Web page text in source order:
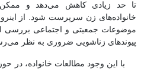
تا حد زیادی کاهش می‌دهد و
خانواده‌های زن سرپرست شود. از‌
موضوعات جمعیتی و اجتماعی بررسی
پیوندهای زناشویی ضروری به نظر
با این ‌وجود مطالعات خانواده، در